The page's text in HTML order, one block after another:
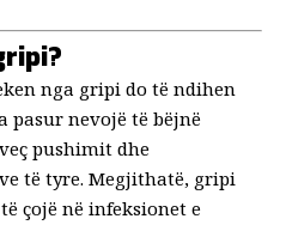
nga gripi do të ndihen
pasur nevojë të bëjnë
pushimit dhe
të tyre. Megjithatë, gripi
të çojë në infeksionet e